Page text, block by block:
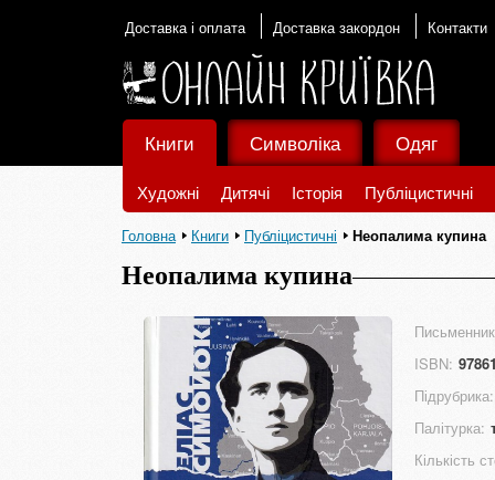
Доставка і оплата Доставка закордон Контакти
Книги
Художні Дитячі Історія Публіцистичні
Символіка Одяг
Головна Книги Публіцистичні Неопалима купина
Неопалима купина
ISBN:
Підрубрика:
Палітурка:
Кількість